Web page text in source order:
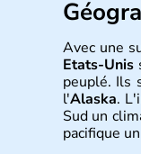
Avec une
Etats-Unis
peuplé. Ils
l'Alaska.
Sud un
pacifique